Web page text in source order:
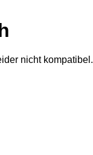
nicht kompatibel.